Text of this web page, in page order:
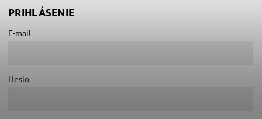
PRIHLÁSENIE
E-mail
Heslo